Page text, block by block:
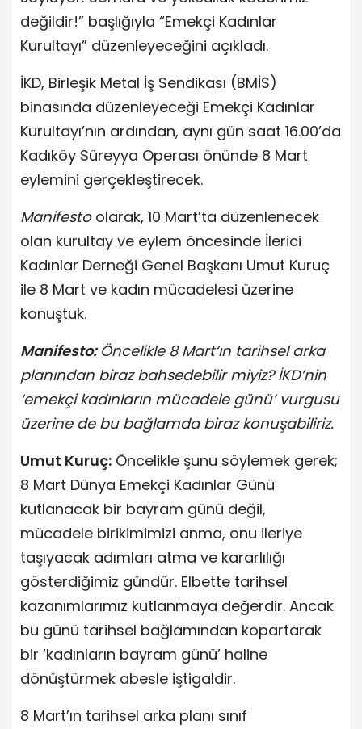
değildir!” başlığıyla “Emekçi Kadınlar
Kurultayı” düzenleyeceğini açıkladı.
İKD, Birleşik Metal İş Sendikası (BMİS)
binasında düzenleyeceği Emekçi Kadınlar
Kurultayı’nın ardından, aynı gün saat 16.00’da
Kadıköy Süreyya Operası önünde 8 Mart
eylemini gerçekleştirecek.
Manifestoolarak, 10 Mart’ta düzenlenecek
olan kurultay ve eylem öncesinde İlerici
Kadınlar Derneği Genel Başkanı Umut Kuruç
ile 8 Mart ve kadın mücadelesi üzerine
konuştuk.
Manifesto: Öncelikle 8 Mart’ın tarihsel arka
planından biraz bahsedebilir miyiz? İKD’nin
‘emekçi kadınların mücadele günü’ vurgusu
üzerine de bu bağlamda biraz konuşabiliriz.
Umut Kuruç: Öncelikle şunu söylemek gerek;
8 Mart Dünya Emekçi Kadınlar Günü
kutlanacak bir bayram günü değil,
mücadele birikimimizi anma, onu ileriye
taşıyacak adımları atma ve kararlılığı
gösterdiğimiz gündür. Elbette tarihsel
kazanımlarımız kutlanmaya değerdir. Ancak
bu günü tarihsel bağlamından kopartarak
bir ‘kadınların bayram günü’ haline
dönüştürmek abesle iştigaldir.
8 Mart’ın tarihsel arka planı sınıf